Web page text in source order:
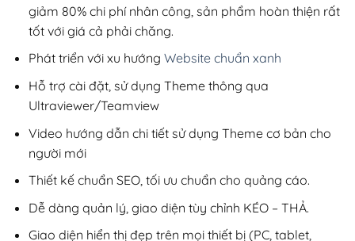
giảm 80% chi phí nhân công, sản phẩm hoàn thiện rất
tốt với giá cả phải chăng.
Phát triển với xu hướng Website chuẩn xanh
Hỗ trợ cài đặt, sử dụng Theme thông qua
Ultraviewer/Teamview
Video hướng dẫn chi tiết sử dụng Theme cơ bản cho
người mới
Thiết kế chuẩn SEO, tối ưu chuẩn cho quảng cáo.
Dễ dàng quản lý, giao diện tùy chỉnh KÉO – THẢ.
Giao diện hiển thị đẹp trên mọi thiết bị (PC, tablet,